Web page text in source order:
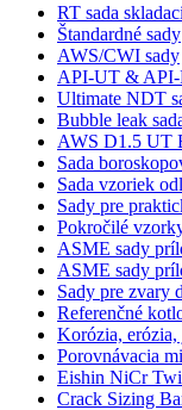
RT sada
Štandardné sady
AWS/CWI sady
API-UT & API-
Ultimate NDT
Bubble leak
AWS D1.5 UT
Sada
Sada vzoriek
Sady pre
Pokročilé
ASME sady
ASME sady
Sady pre zvary
Referenčné
Korózia,
Porovnávacia
Eishin NiCr
Crack Sizing